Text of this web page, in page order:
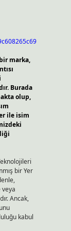
marka,
Burada
olup,
ile isim
bir Yer
Ancak,
kabul